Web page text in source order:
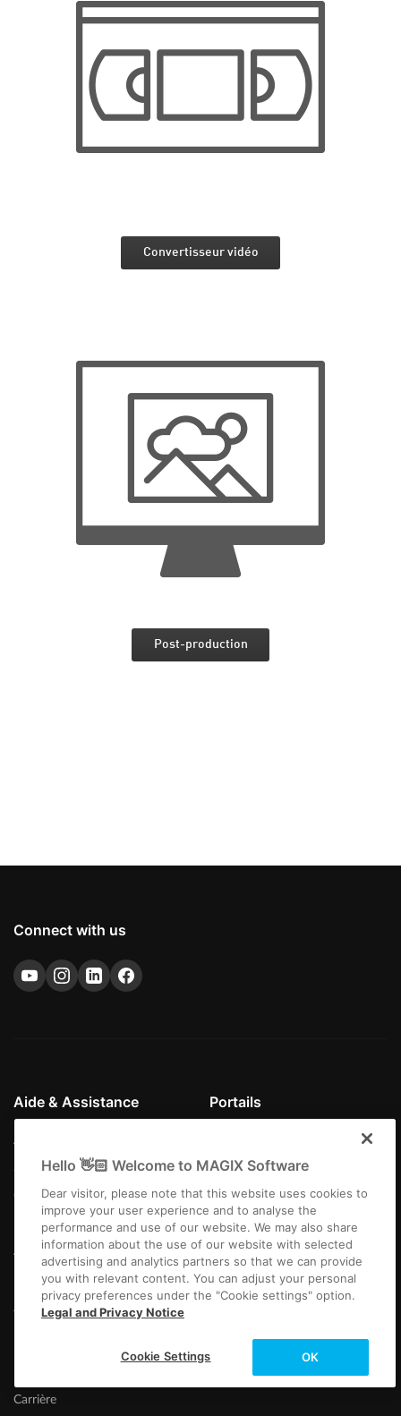
Convertisseur vidéo
Post-production
Connect with us
Aide & Assistance
Assistance technique
Savoir-faire
Centre de téléchargement
Partenariat
Affiliate
Portails
Communauté MAGIX
Producer Planet
À propos de MAGIX
Carrière
Contactez le support
Plus d'infos
Hello 👋🏻 Welcome to MAGIX Software
Dear visitor, please note that this website uses cookies to
improve your user experience and to analyse the
performance and use of our website. We may also share
information about the use of our website with selected
advertising and analytics partners so that we can provide
you with relevant content. You can adjust your personal
privacy preferences under the "Cookie settings" option.
Legal and Privacy Notice
OK
Cookie Settings